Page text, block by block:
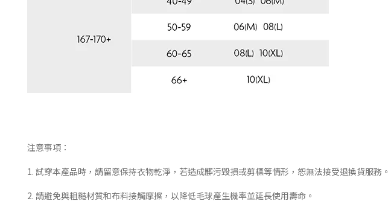
注意事項：
1. 試穿本產品時，請留意保持衣物乾淨，若造成髒污毀損或剪標等情形，恕無法接受退換貨服務。
2. 請避免與粗糙材質和布料接觸摩擦，以降低毛球產生機率並延長使用壽命。